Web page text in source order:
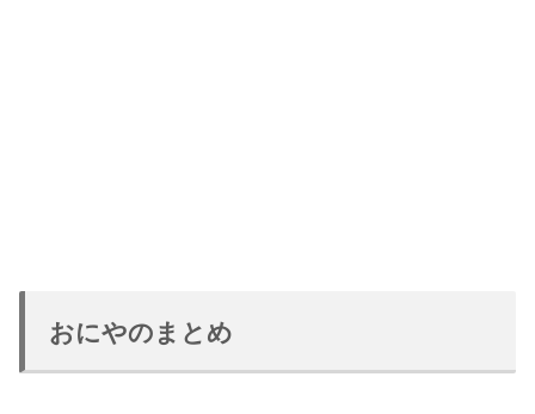
おにやのまとめ